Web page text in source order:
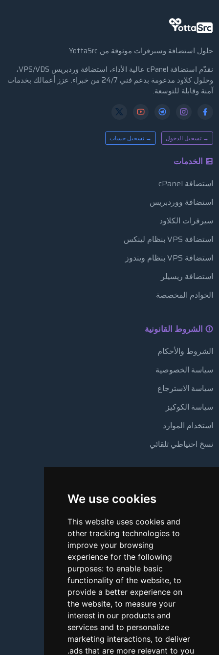
We use cookies
This website uses cookies and
other tracking technologies to
improve your browsing
experience for the following
purposes: to enable basic
functionality of the website, to
provide a better experience on
the website, to measure your
interest in our products and
services and to personalize
marketing interactions, to deliver
ads that are more relevant to you
.
حلول استضافة وسيرفرات موثوقة من YottaSrc
نقدّم استضافة cPanel عالية الأداء، استضافة وردبريس VPS/VDS،
وحلول كلاود مدعومة بدعم فني 24/7 من خبراء. عزز أعمالك بخدمات
آمنة وقابلة للتوسعة.
→ تسجيل الدخول → تسجيل حساب
الخدمات
استضافة cPanel
استضافة ووردبريس
سيرفرات الكلاود
استضافة VPS بنظام لينكس
استضافة VPS بنظام ويندوز
استضافة ريسيلر
الخوادم المخصصة
الشروط القانونية
الشروط والأحكام
سياسة الخصوصية
سياسة الاسترجاع
سياسة الكوكيز
استخدام الموارد
نسخ احتياطي تلقائي
الأسئلة الشائعة
طرق الدفع
أداة اختبار الاتصال
الإبلاغ عن إساءة استخدام